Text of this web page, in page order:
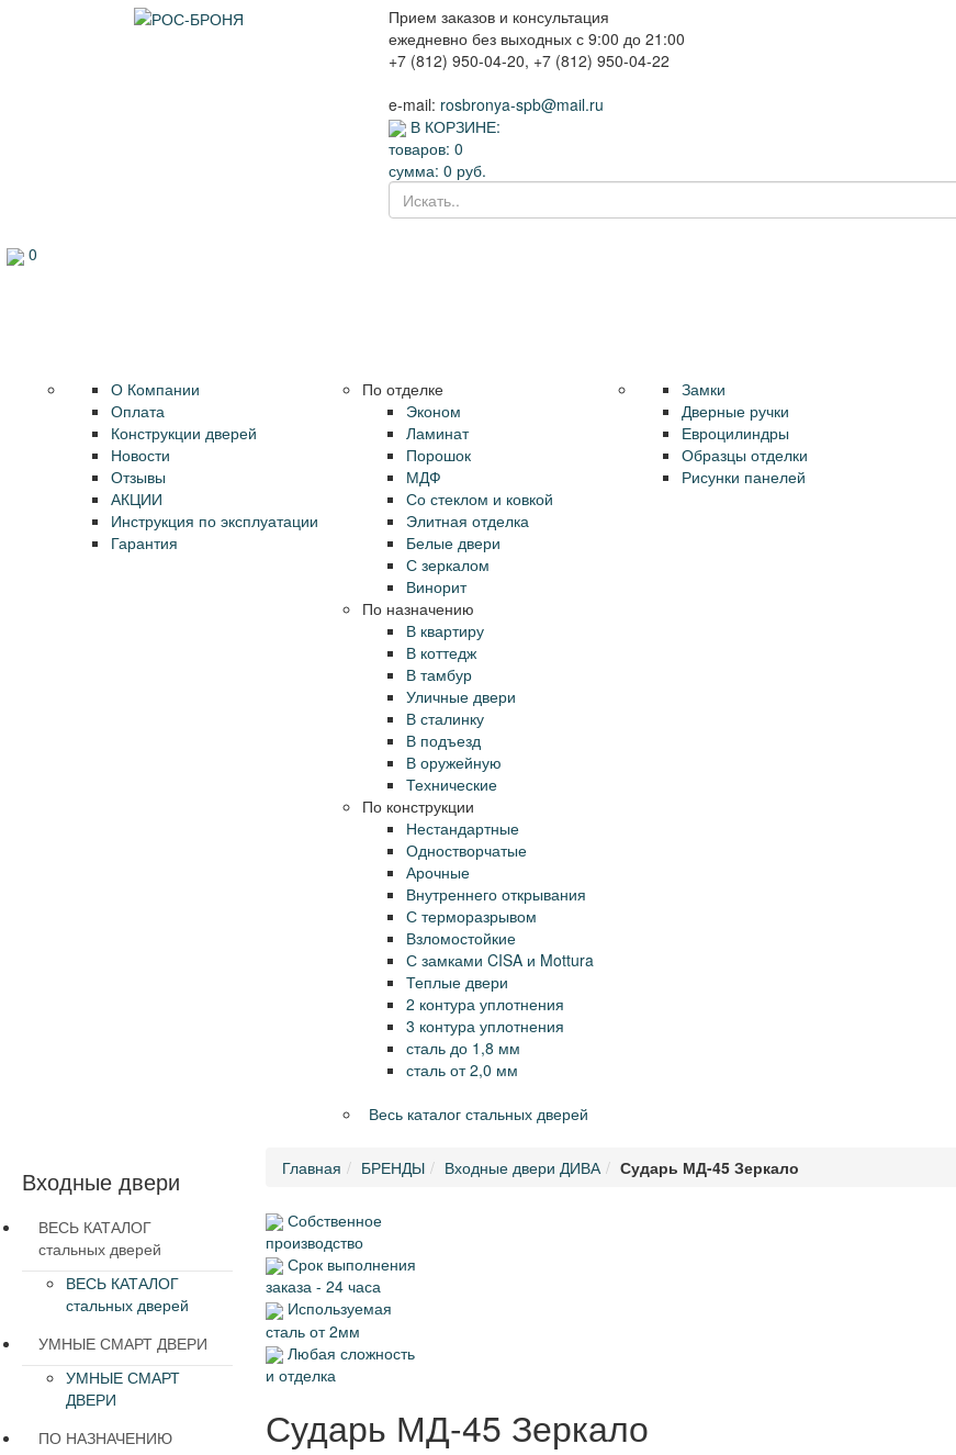
Прием заказов и консультация
ежедневно без выходных с 9:00 до 21:00
+7 (812) 950-04-20, +7 (812) 950-04-22
e-mail: rosbronya-spb@mail.ru
В КОРЗИНЕ:
товаров: 0
сумма: 0 руб.
0
О Компании
Оплата
Конструкции дверей
Новости
Отзывы
АКЦИИ
Инструкция по эксплуатации
Гарантия
По отделке
Эконом
Ламинат
Порошок
МДФ
Со стеклом и ковкой
Элитная отделка
Белые двери
С зеркалом
Винорит
По назначению
В квартиру
В коттедж
В тамбур
Уличные двери
В сталинку
В подъезд
В оружейную
Технические
По конструкции
Нестандартные
Одностворчатые
Арочные
Внутреннего открывания
С терморазрывом
Взломостойкие
С замками CISA и Mottura
Теплые двери
2 контура уплотнения
3 контура уплотнения
сталь до 1,8 мм
сталь от 2,0 мм
Весь каталог стальных дверей
Замки
Дверные ручки
Евроцилиндры
Образцы отделки
Рисунки панелей
Входные двери
ВЕСЬ КАТАЛОГ
стальных дверей
ВЕСЬ КАТАЛОГ
стальных дверей
УМНЫЕ СМАРТ ДВЕРИ
УМНЫЕ СМАРТ
ДВЕРИ
ПО НАЗНАЧЕНИЮ
Главная БРЕНДЫ Входные двери ДИВА Сударь МД-45 Зеркало
Собственное
производство
Срок выполнения
заказа - 24 часа
Используемая
сталь от 2мм
Любая сложность
и отделка
Сударь МД-45 Зеркало